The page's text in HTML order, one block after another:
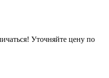
Уточняйте цену по